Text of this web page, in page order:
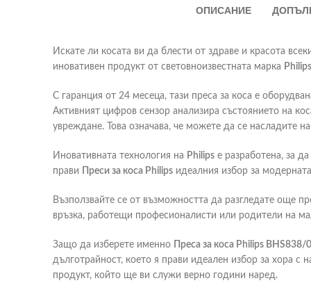
ОПИСАНИЕ
Искате ли косата ви да блести от здраве и красота
иновативен продукт от световноизвестната марка Philips
С гаранция от 24 месеца, тази преса за коса е
Активният цифров сензор анализира състоянието на
увреждане. Това означава, че можете да се насладите
Иновативната технология на Philips е разработена, за
прави
Преси за коса Philips идеалния избор за
Възползвайте се от възможността да разгледате още
връзка, работещи професионалисти или родители на
Защо да изберете именно Преса за коса Philips BHS838/
дълготрайност, което я прави идеален избор за хора с
продукт, който ще ви служи верно години наред.